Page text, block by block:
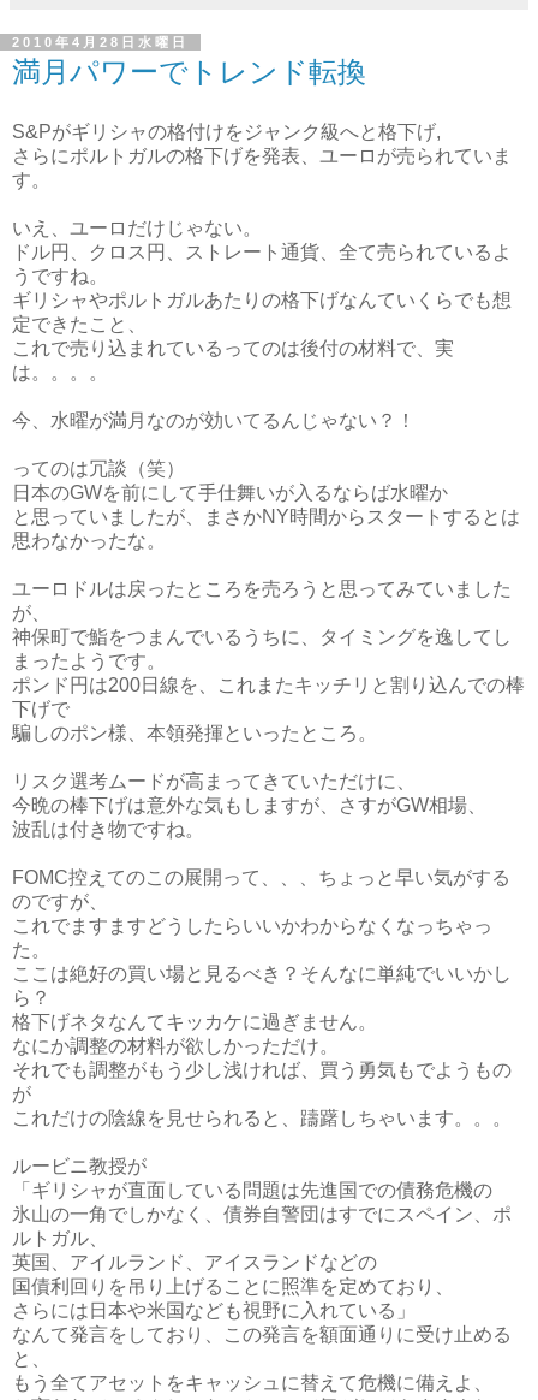
2010年4月28日水曜日
満月パワーでトレンド転換
S&Pがギリシャの格付けをジャンク級へと格下げ,
さらにポルトガルの格下げを発表、ユーロが売られていま
す。
いえ、ユーロだけじゃない。
ドル円、クロス円、ストレート通貨、全て売られているよ
うですね。
ギリシャやポルトガルあたりの格下げなんていくらでも想
定できたこと、
これで売り込まれているってのは後付の材料で、実
は。。。。
今、水曜が満月なのが効いてるんじゃない？！
ってのは冗談（笑）
日本のGWを前にして手仕舞いが入るならば水曜か
と思っていましたが、まさかNY時間からスタートするとは
思わなかったな。
ユーロドルは戻ったところを売ろうと思ってみていました
が、
神保町で鮨をつまんでいるうちに、タイミングを逸してし
まったようです。
ポンド円は200日線を、これまたキッチリと割り込んでの棒
下げで
騙しのポン様、本領発揮といったところ。
リスク選考ムードが高まってきていただけに、
今晩の棒下げは意外な気もしますが、さすがGW相場、
波乱は付き物ですね。
FOMC控えてのこの展開って、、、ちょっと早い気がする
のですが、
これでますますどうしたらいいかわからなくなっちゃっ
た。
ここは絶好の買い場と見るべき？そんなに単純でいいかし
ら？
格下げネタなんてキッカケに過ぎません。
なにか調整の材料が欲しかっただけ。
それでも調整がもう少し浅ければ、買う勇気もでようもの
が
これだけの陰線を見せられると、躊躇しちゃいます。。。
ルービニ教授が
「ギリシャが直面している問題は先進国での債務危機の
氷山の一角でしかなく、債券自警団はすでにスペイン、ポ
ルトガル、
英国、アイルランド、アイスランドなどの
国債利回りを吊り上げることに照準を定めており、
さらには日本や米国なども視野に入れている」
なんて発言をしており、この発言を額面通りに受け止める
と、
もう全てアセットをキャッシュに替えて危機に備えよ、